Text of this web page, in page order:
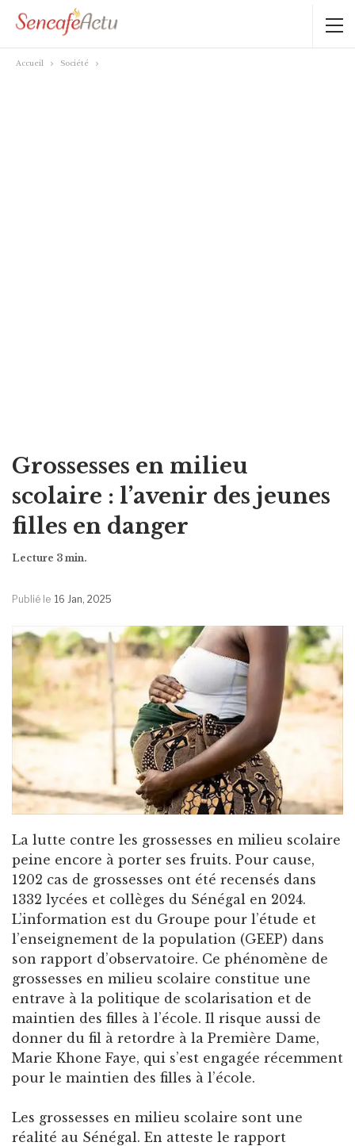
Accueil Société
Grossesses en milieu
scolaire : l’avenir des jeunes
filles en danger
Publié le 16 Jan, 2025
La lutte contre les grossesses en milieu scolaire
peine encore à porter ses fruits. Pour cause,
1202 cas de grossesses ont été recensés dans
1332 lycées et collèges du Sénégal en 2024.
L’information est du Groupe pour l’étude et
l’enseignement de la population (GEEP) dans
son rapport d’observatoire. Ce phénomène de
grossesses en milieu scolaire constitue une
entrave à la politique de scolarisation et de
maintien des filles à l’école. Il risque aussi de
donner du fil à retordre à la Première Dame,
Marie Khone Faye, qui s’est engagée récemment
pour le maintien des filles à l’école.
Les grossesses en milieu scolaire sont une
réalité au Sénégal. En atteste le rapport